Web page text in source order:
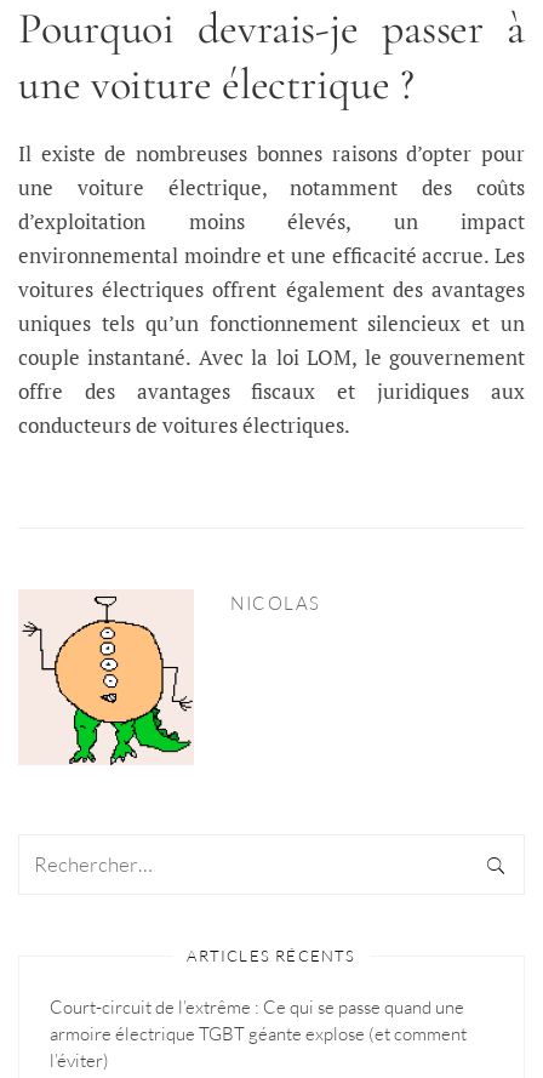
Pourquoi devrais-je passer à
une voiture électrique ?
Il existe de nombreuses bonnes raisons d’opter pour
une voiture électrique, notamment des coûts
d’exploitation moins élevés, un impact
environnemental moindre et une efficacité accrue. Les
voitures électriques offrent également des avantages
uniques tels qu’un fonctionnement silencieux et un
couple instantané. Avec la loi LOM, le gouvernement
offre des avantages fiscaux et juridiques aux
conducteurs de voitures électriques.
NICOLAS
ARTICLES RÉCENTS
Court-circuit de l’extrême : Ce qui se passe quand une
armoire électrique TGBT géante explose (et comment
l’éviter)